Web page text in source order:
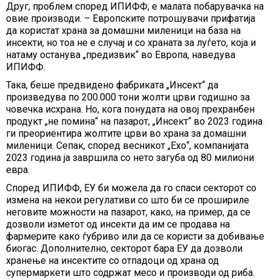
Друг, проблем според ИПИФФ, е малата побарувачка на
овие производи. – Европските потрошувачи прифатија
да користат храна за домашни миленици на база на
инсекти, но тоа не е случај и со храната за луѓето, која и
натаму останува „предизвик“ во Европа, наведува
ИПИФФ.
Така, беше предвидено фабриката „Инсект“ да
произведува по 200.000 тони жолти црви годишно за
човечка исхрана. Но, кога понудата на овој прехранбен
продукт „не помина“ на пазарот, „Инсект“ во 2023 година
ги преориентира жолтите црви во храна за домашни
миленици. Сепак, според весникот „Ехо“, компанијата
2023 година ја завршила со нето загуба од 80 милиони
евра.
Според ИПИФФ, ЕУ би можела да го спаси секторот со
измена на некои регулативи со што би се прошириле
неговите можности на пазарот, како, на пример, да се
дозволи изметот од инсекти да им се продава на
фармерите како ѓубриво или да се користи за добивање
биогас. Дополнително, секторот бара ЕУ да дозволи
хранење на инсектите со отпадоци од храна од
супермаркети што содржат месо и производи од риба.